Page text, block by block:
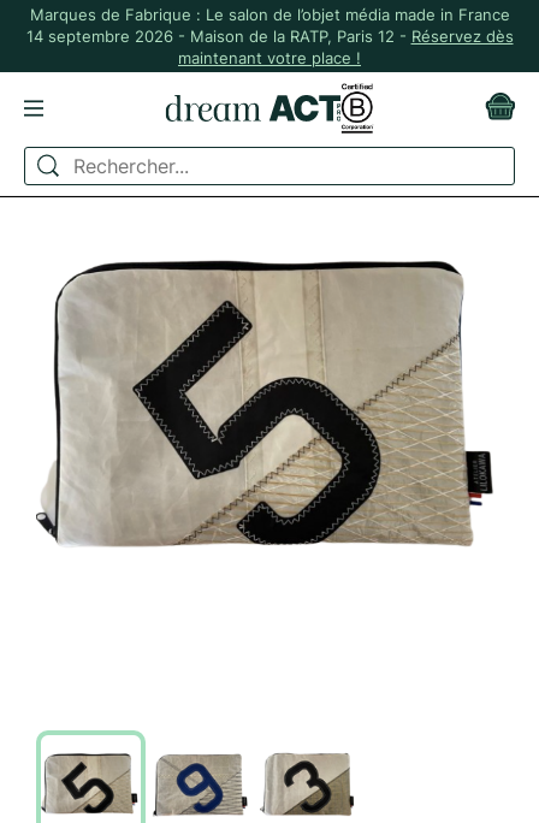
Marques de Fabrique : Le salon de l’objet média made in France
14 septembre 2026 - Maison de la RATP, Paris 12 - Réservez dès
maintenant votre place !
ACCUEIL
HOUSSE POUR TABLETTE EN JUTE OU TOILE UPCYCLÉE